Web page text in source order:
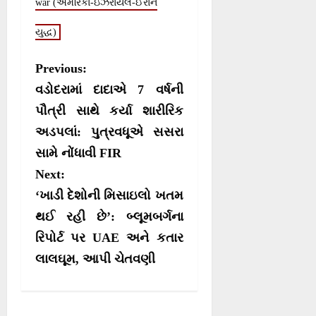
war (અમેરિકા-ઇઝરાયેલ-ઈરાન
યુદ્ધ)
P
o
s
t
n
a
v
i
g
Previous:
વડોદરામાં દાદાએ 7 વર્ષની
પૌત્રી સાથે કર્યા શારીરિક
અડપલાં: પુત્રવધૂએ સસરા
સામે નોંધાવી FIR
Next:
‘ખાડી દેશોની મિસાઇલો ખતમ
થઈ રહી છે’: બ્લૂમબર્ગના
રિપોર્ટ પર UAE અને કતાર
લાલઘૂમ, આપી ચેતવણી